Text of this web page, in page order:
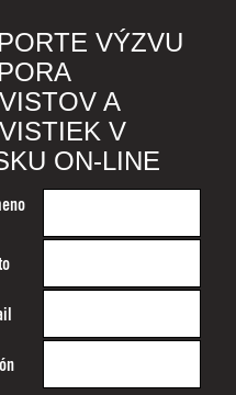
VÝZVU
A
V
ON-LINE